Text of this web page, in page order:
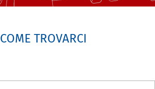
COME TROVARCI